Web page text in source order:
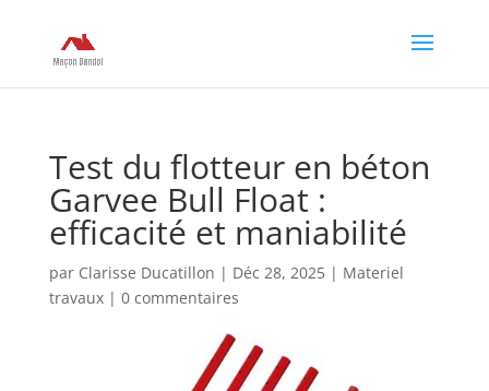
Test du flotteur en béton
Garvee Bull Float :
efficacité et maniabilité
par Clarisse Ducatillon | Déc 28, 2025| Materiel
travaux| 0 commentaires